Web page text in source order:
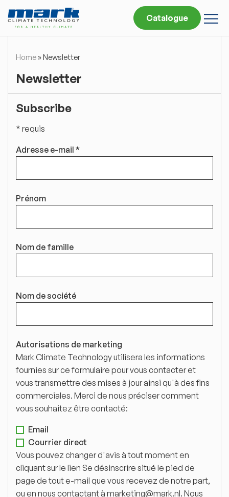
Catalogue
Home»Newsletter
Newsletter
Subscribe
* requis
Adresse e-mail *
Prénom
Nom de famille
Nom de société
Autorisations de marketing
Mark Climate Technology utilisera les informations
fournies sur ce formulaire pour vous contacter et
vous transmettre des mises à jour ainsi qu'à des fins
commerciales. Merci de nous préciser comment
vous souhaitez être contacté:
Email
Courrier direct
Vous pouvez changer d'avis à tout moment en
cliquant sur le lien Se désinscrire situé le pied de
page de tout e-mail que vous recevez de notre part,
ou en nous contactant à marketing@mark.nl. Nous